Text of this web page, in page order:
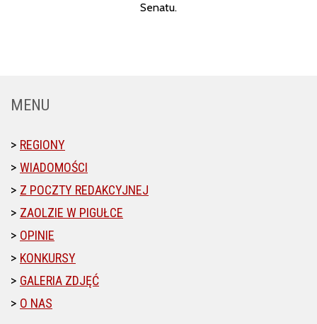
Senatu.
MENU
REGIONY
WIADOMOŚCI
Z POCZTY REDAKCYJNEJ
ZAOLZIE W PIGUŁCE
OPINIE
KONKURSY
GALERIA ZDJĘĆ
O NAS